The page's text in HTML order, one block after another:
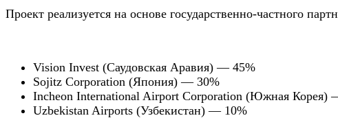
Проект реализуется на основе государственно-частного
Vision Invest (Саудовская Аравия) — 45%
Sojitz Corporation (Япония) — 30%
Incheon International Airport Corporation (Южная Корея)
Uzbekistan Airports (Узбекистан) — 10%